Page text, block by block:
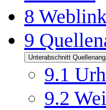
8
9
Unterabschnitt
9.1
9.2